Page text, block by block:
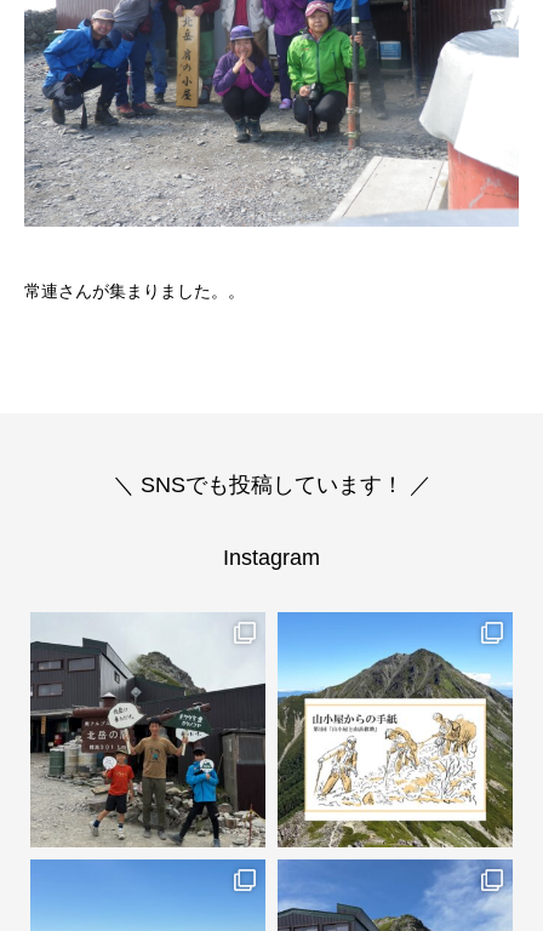
常連さんが集まりました。。
＼ SNSでも投稿しています！ ／
Instagram